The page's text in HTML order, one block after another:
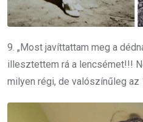
9. „Most javíttattam meg a
illesztettem rá a lencsémet!!!
milyen régi, de valószínűleg az